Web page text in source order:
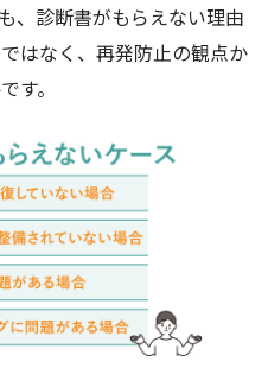
、診断書がもらえない理由
はなく、再発防止の観点か
す。